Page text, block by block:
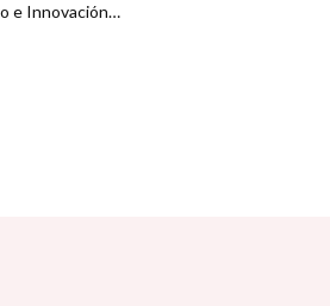
e Innovación…